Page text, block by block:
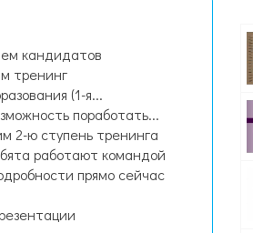
кандидатов
тренинг
(1-я...
поработать...
2-ю ступень тренинга
работают командой
прямо сейчас